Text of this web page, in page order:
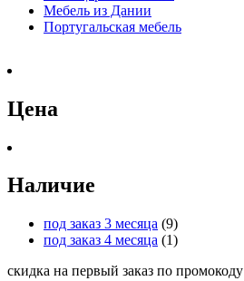
Мебель из Дании
Португальская мебель
Цена
Наличие
под заказ 3 месяца (9)
под заказ 4 месяца (1)
скидка на первый заказ по промокоду